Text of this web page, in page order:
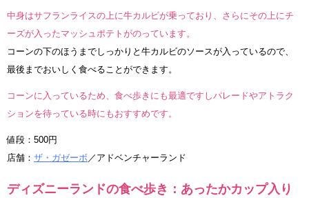
中身はサフランライスの上に牛カルビが乗っており、さらにその上にチ
ーズが入ったマッシュポテトがのっています。
コーンの下のほうまでしっかりと牛カルビのソースが入っているので、
最後までおいしく食べることができます。
コーンに入っているため、食べ歩きにも最適ですしパレードやアトラク
ションを待っている時にもおすすめです。
値段：500円
店舗： ザ・ガゼーボ ／アドベンチャーランド
ディズニーランドの食べ歩き：あったかカップ入り